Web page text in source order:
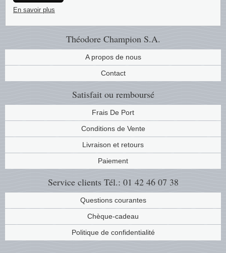
Théodore Champion S.A.
A propos de nous
Contact
Satisfait ou remboursé
Frais De Port
Conditions de Vente
Livraison et retours
Paiement
Service clients Tél.: 01 42 46 07 38
Questions courantes
Chèque-cadeau
Politique de confidentialité
En savoir plus